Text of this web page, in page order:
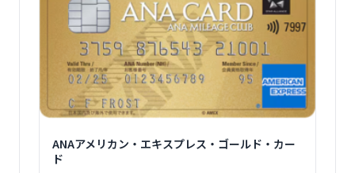
ANAアメリカン・エキスプレス・ゴールド・カー
ド